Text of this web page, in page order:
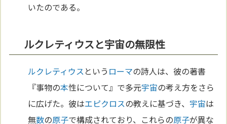
いたのである。
ルクレティウスと宇宙の無限性
ルクレティウス という ローマの詩人は、彼の著書
『事物の本性について』で多元宇宙の考え方をさら
に広げた。彼はエピクロスの教えに基づき、 宇宙は
無数の原子で構成されており、これらの原子が異な